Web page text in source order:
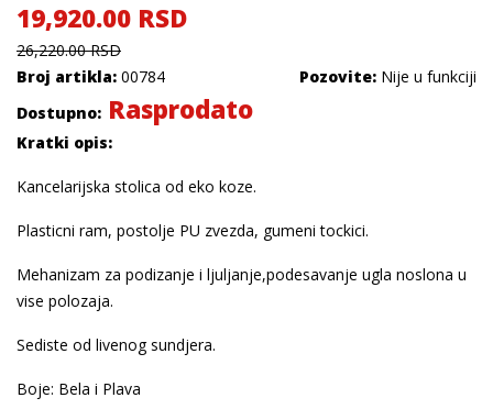
19,920.00 RSD
26,220.00 RSD
Broj artikla: 00784 Pozovite: Nije u funkciji
Dostupno: Rasprodato
Kratki opis:
Kancelarijska stolica od eko koze.
Plasticni ram, postolje PU zvezda, gumeni tockici.
Mehanizam za podizanje i ljuljanje,podesavanje ugla noslona u
vise polozaja.
Sediste od livenog sundjera.
Boje: Bela i Plava